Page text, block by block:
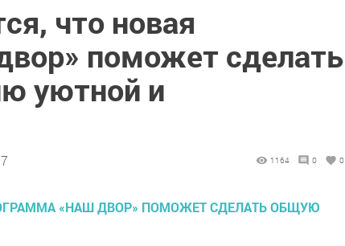
что новая
поможет сделать
уютной и
1164 0 0